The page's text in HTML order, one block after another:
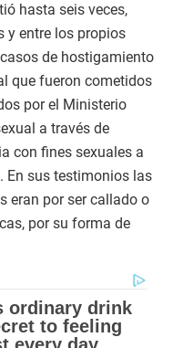
hasta seis veces,
y entre los propios
de hostigamiento
que fueron cometidos
por el Ministerio
a través de
con fines sexuales a
En sus testimonios las
eran por ser callado o
por su forma de